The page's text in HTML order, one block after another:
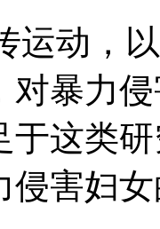
运动，
对暴力
于这类
侵害妇